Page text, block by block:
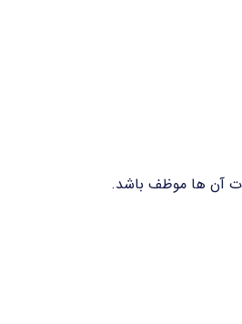
آن ها موظف باشد.